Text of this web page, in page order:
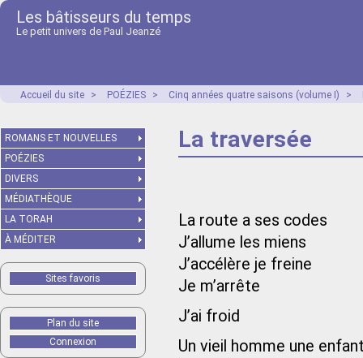
Les bâtisseurs du temps
Le petit univers de Paul Jeanzé
Accueil du site > POÉZIES > Cinq années quatre saisons (volume I) >
La traversée
La route a ses codes
J’allume les miens
J’accélère je freine
Je m’arrête
J’ai froid
Un vieil homme une
ROMANS ET NOUVELLES
POÉZIES
DIVERS
MÉDIATHÈQUE
LA TORAH
À MÉDITER
Sites favoris
Plan du site
Connexion